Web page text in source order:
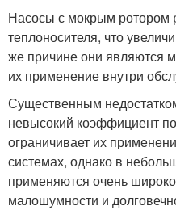
Насосы с мокрым ротором
теплоносителя, что
же причине они являются
их применение внутри
Существенным
невысокий коэффициент
ограничивает их
системах, однако в
применяются очень
малошумности и